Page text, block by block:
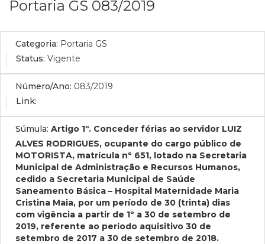
Portaria GS 083/2019
Categoria: Portaria GS
Status: Vigente
Número/Ano: 083/2019
Link:
Súmula: Artigo 1º. Conceder férias ao servidor LUIZ
ALVES RODRIGUES, ocupante do cargo público de
MOTORISTA, matrícula nº 651, lotado na Secretaria
Municipal de Administração e Recursos Humanos,
cedido a Secretaria Municipal de Saúde
Saneamento Básica – Hospital Maternidade Maria
Cristina Maia, por um período de 30 (trinta) dias
com vigência a partir de 1º a 30 de setembro de
2019, referente ao período aquisitivo 30 de
setembro de 2017 a 30 de setembro de 2018.